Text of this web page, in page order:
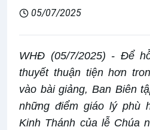
05/07/2025
WHĐ (05/7/2025) - Để
thuyết thuận tiện hơn
vào bài giảng, Ban Biên
những điểm giáo lý phù
Kinh Thánh của lễ Chúa